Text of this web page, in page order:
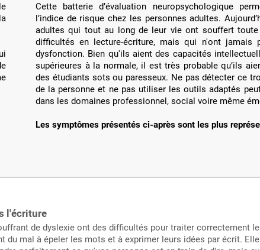
Cette batterie d’évaluation neuropsychologique
l’indice de risque chez les personnes adultes.
adultes qui tout au long de leur vie ont souffert
difficultés en lecture-écriture, mais qui n'ont jamais
dysfonction. Bien qu'ils aient des capacités
supérieures à la normale, il est très probable qu’ils
des étudiants sots ou paresseux. Ne pas détecter ce
de la personne et ne pas utiliser les outils adaptés
dans les domaines professionnel, social voire même
Les symptômes présentés ci-après sont les plus
l'écriture
de dyslexie ont des difficultés pour traiter correctement
du mal à épeler les mots et à exprimer leurs idées par écrit.